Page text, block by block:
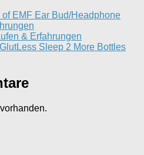
EMF Ear Bud/Headphone
& Erfahrungen
Sleep 2 More Bottles